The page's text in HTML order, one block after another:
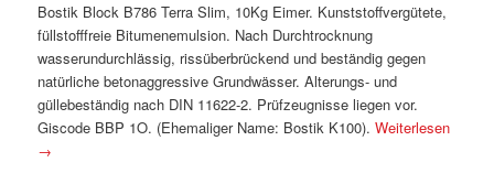
Bostik Block B786 Terra Slim, 10Kg Eimer. Kunststoffvergütete,
füllstofffreie Bitumenemulsion. Nach Durchtrocknung
wasserundurchlässig, rissüberbrückend und beständig gegen
natürliche betonaggressive Grundwässer. Alterungs- und
güllebeständig nach DIN 11622-2. Prüfzeugnisse liegen vor.
Giscode BBP 1O. (Ehemaliger Name: Bostik K100).Weiterlesen
→